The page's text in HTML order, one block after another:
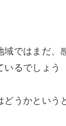
域ではまだ、
いるでしょう
どうかという